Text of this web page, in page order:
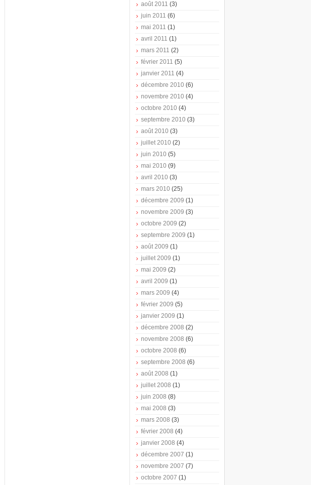
août 2011 (3)
juin 2011 (6)
mai 2011 (1)
avril 2011 (1)
mars 2011 (2)
février 2011 (5)
janvier 2011 (4)
décembre 2010 (6)
novembre 2010 (4)
octobre 2010 (4)
septembre 2010 (3)
août 2010 (3)
juillet 2010 (2)
juin 2010 (5)
mai 2010 (9)
avril 2010 (3)
mars 2010 (25)
décembre 2009 (1)
novembre 2009 (3)
octobre 2009 (2)
septembre 2009 (1)
août 2009 (1)
juillet 2009 (1)
mai 2009 (2)
avril 2009 (1)
mars 2009 (4)
février 2009 (5)
janvier 2009 (1)
décembre 2008 (2)
novembre 2008 (6)
octobre 2008 (6)
septembre 2008 (6)
août 2008 (1)
juillet 2008 (1)
juin 2008 (8)
mai 2008 (3)
mars 2008 (3)
février 2008 (4)
janvier 2008 (4)
décembre 2007 (1)
novembre 2007 (7)
octobre 2007 (1)